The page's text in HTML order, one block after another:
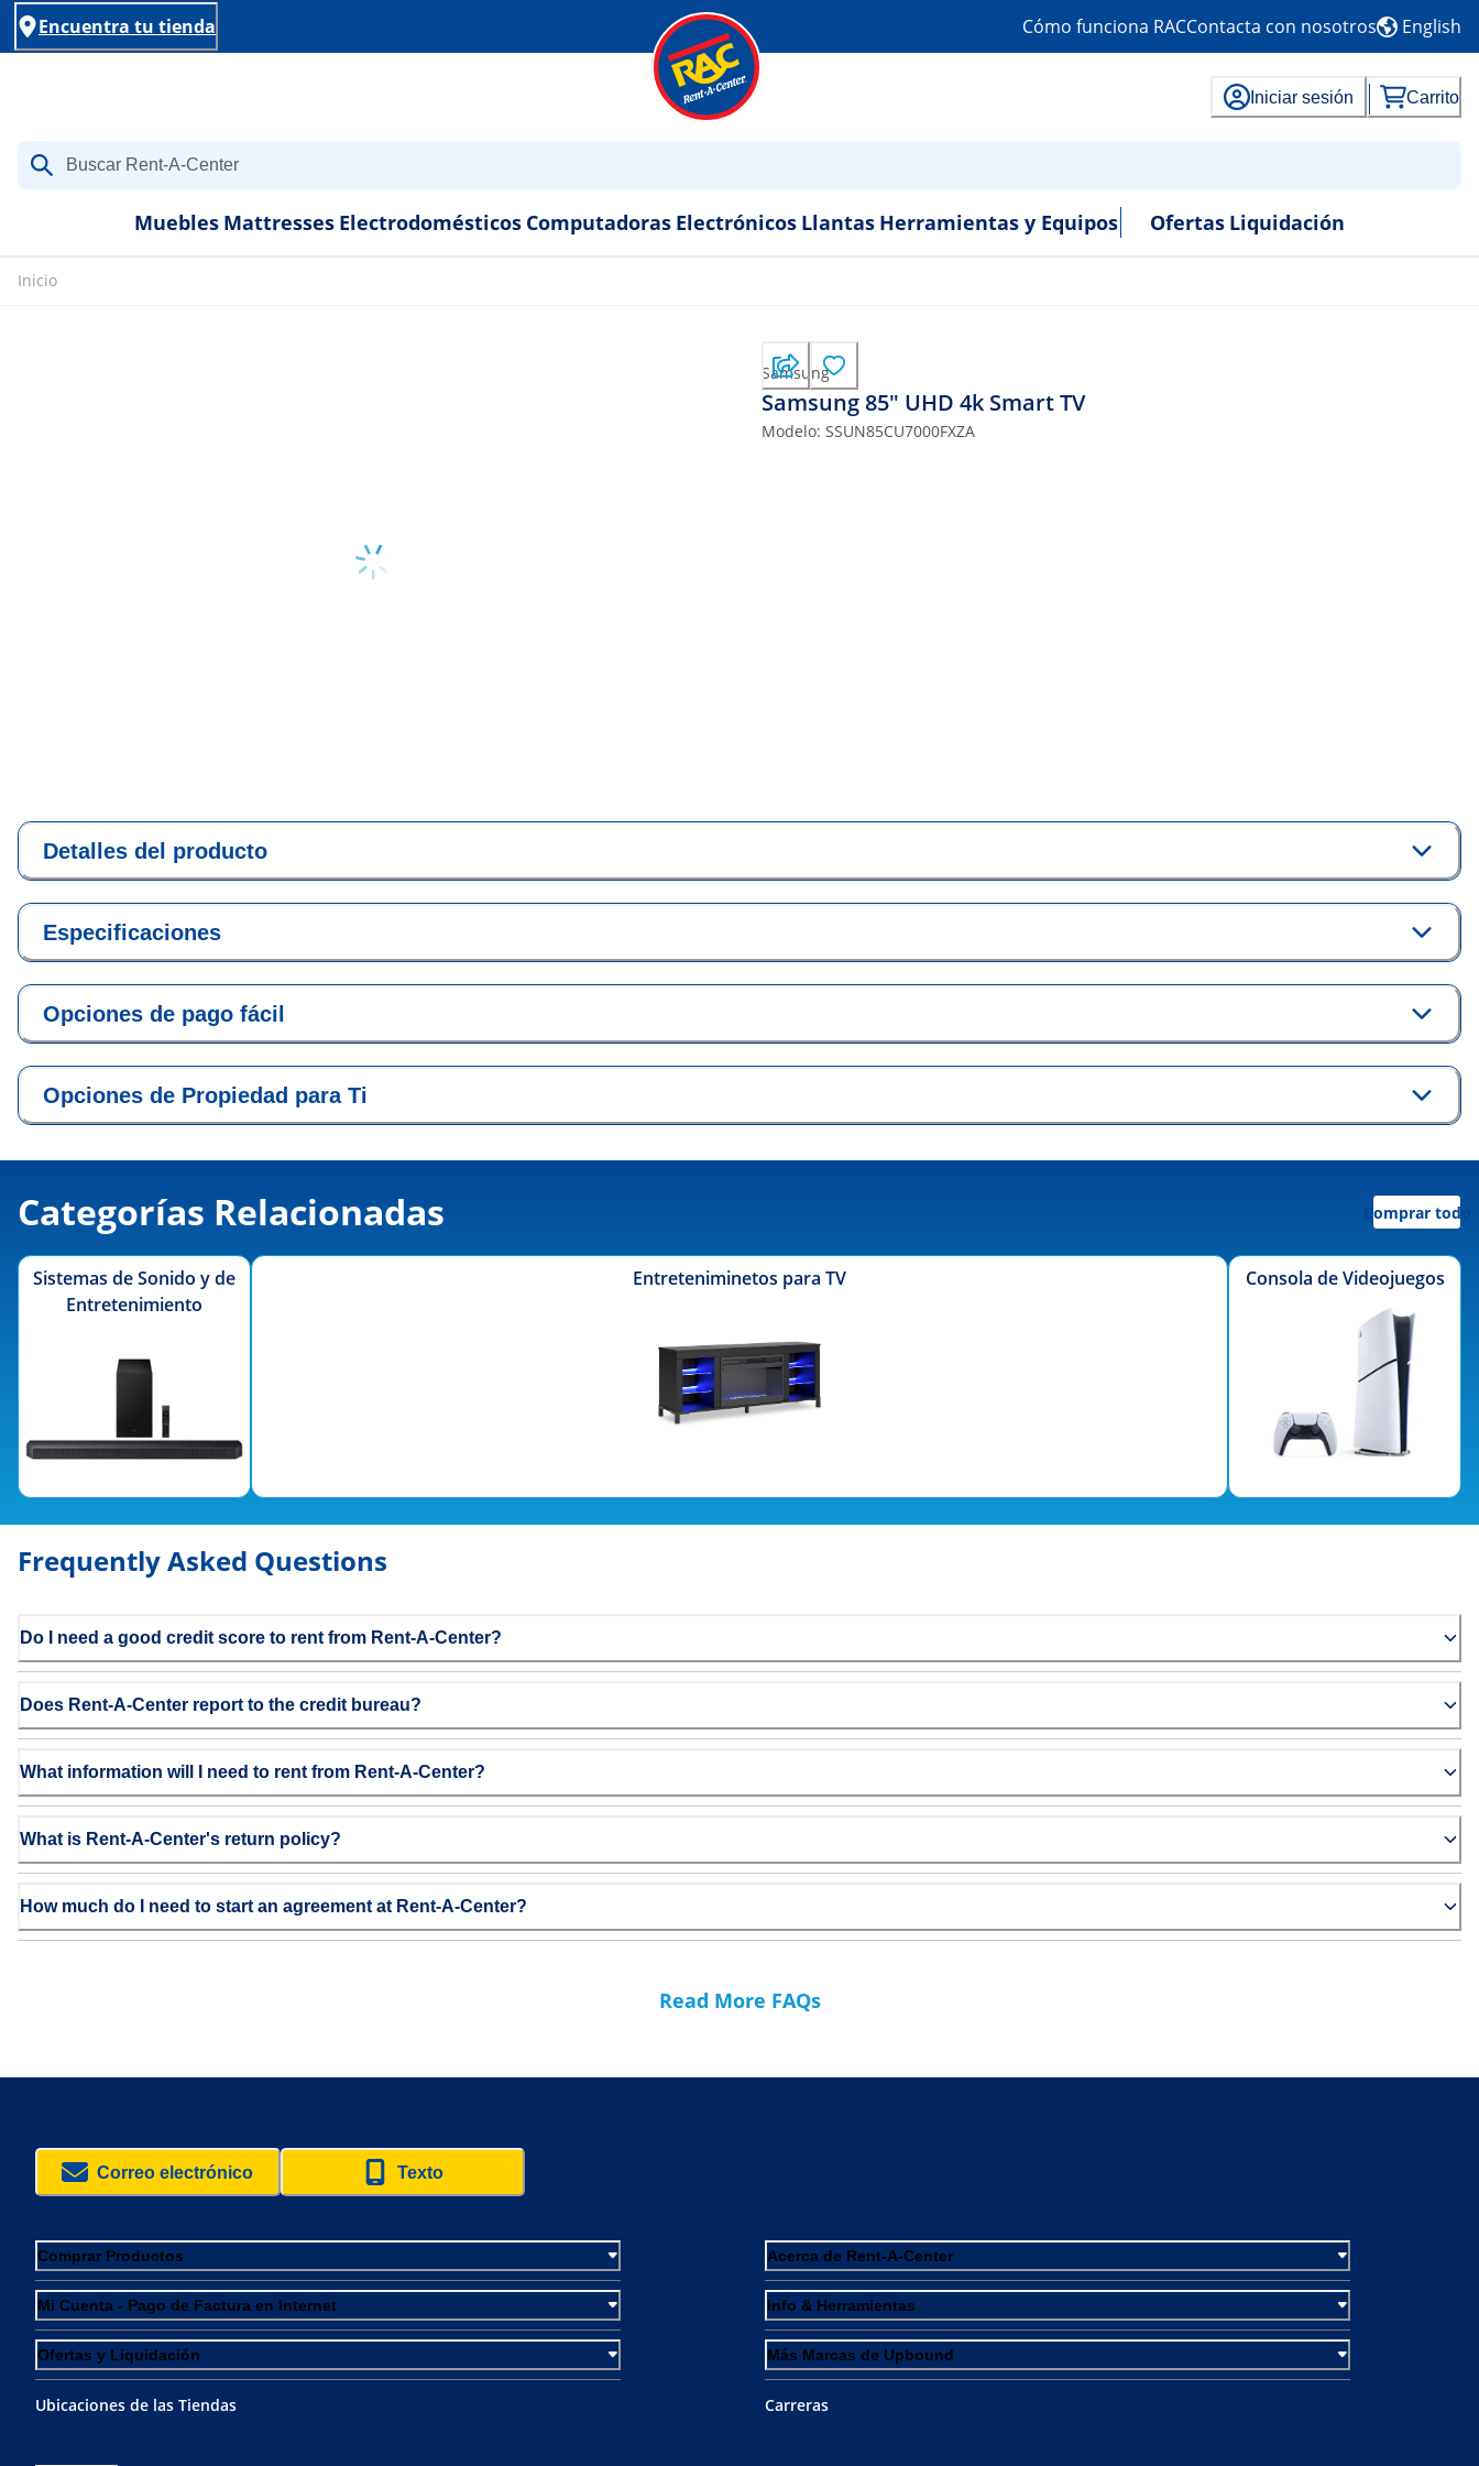
Encuentra tu tienda Cómo funciona RACContacta con nosotros English
Iniciar sesión Carrito
Muebles Mattresses Electrodomésticos Computadoras Electrónicos Llantas Herramientas y Equipos Ofertas Liquidación
Inicio
Samsung
Samsung 85" UHD 4k Smart TV
Modelo: SSUN85CU7000FXZA
Detalles del producto
Especificaciones
Opciones de pago fácil
Opciones de Propiedad para Ti
Categorías Relacionadas Comprar todo
Sistemas de Sonido y de
Entretenimiento
Entreteniminetos para TV Consola de Videojuegos
Frequently Asked Questions
Do I need a good credit score to rent from Rent-A-Center?
Does Rent-A-Center report to the credit bureau?
What information will I need to rent from Rent-A-Center?
What is Rent-A-Center's return policy?
How much do I need to start an agreement at Rent-A-Center?
Read More FAQs
Correo electrónico Texto
Comprar Productos
Mi Cuenta - Pago de Factura en Internet
Ofertas y Liquidación
Ubicaciones de las Tiendas
Acerca de Rent-A-Center
Info & Herramientas
Más Marcas de Upbound
Carreras